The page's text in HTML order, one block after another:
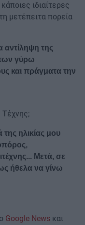
ιδιαίτερες
μετέπειτα πορεία
αντίληψη της
γύρω
και πράγματα την
Τέχνης;
ηλικίας μου
Μετά, σε
ήθελα να γίνω
Google News και